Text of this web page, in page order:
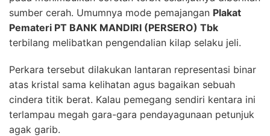
sumber cerah. Umumnya mode pemajangan Plakat
Pemateri PT BANK MANDIRI (PERSERO) Tbk
terbilang melibatkan pengendalian kilap selaku jeli.
Perkara tersebut dilakukan lantaran representasi binar
atas kristal sama kelihatan agus bagaikan sebuah
cindera titik berat. Kalau pemegang sendiri kentara ini
terlampau megah gara-gara pendayagunaan petunjuk
agak garib.